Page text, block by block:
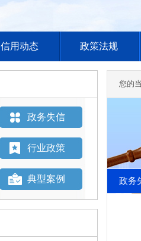
信用动态 政策法规
政务失信
行业政策
典型案例
您的
政务